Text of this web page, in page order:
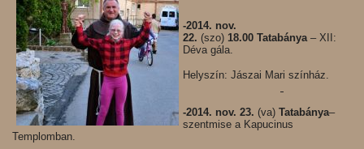
-2014. nov.
22. (szo) 18.00 Tatabánya – XII:
Déva gála.
Helyszín: Jászai Mari színház.
-2014. nov. 23. (va) Tatabánya–
szentmise a Kapucinus
Templomban.